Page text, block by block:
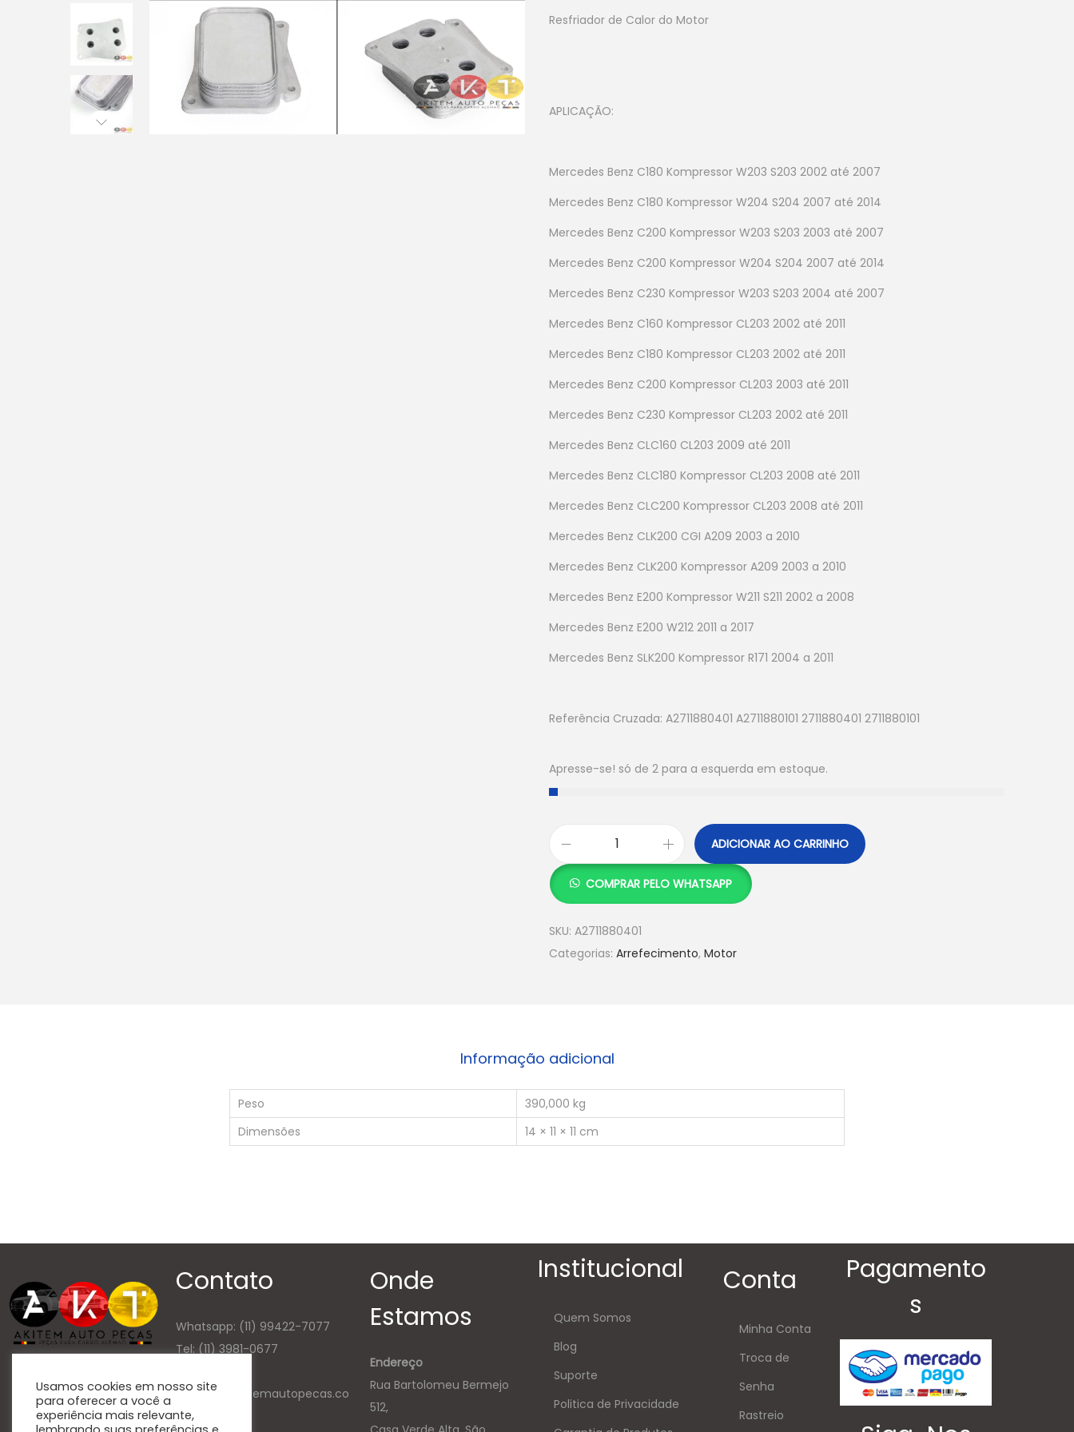
Resfriador de Calor do Motor
APLICAÇÃO:
Mercedes Benz C180 Kompressor W203 S203 2002 até 2007
Mercedes Benz C180 Kompressor W204 S204 2007 até 2014
Mercedes Benz C200 Kompressor W203 S203 2003 até 2007
Mercedes Benz C200 Kompressor W204 S204 2007 até 2014
Mercedes Benz C230 Kompressor W203 S203 2004 até 2007
Mercedes Benz C160 Kompressor CL203 2002 até 2011
Mercedes Benz C180 Kompressor CL203 2002 até 2011
Mercedes Benz C200 Kompressor CL203 2003 até 2011
Mercedes Benz C230 Kompressor CL203 2002 até 2011
Mercedes Benz CLC160 CL203 2009 até 2011
Mercedes Benz CLC180 Kompressor CL203 2008 até 2011
Mercedes Benz CLC200 Kompressor CL203 2008 até 2011
Mercedes Benz CLK200 CGI A209 2003 a 2010
Mercedes Benz CLK200 Kompressor A209 2003 a 2010
Mercedes Benz E200 Kompressor W211 S211 2002 a 2008
Mercedes Benz E200 W212 2011 a 2017
Mercedes Benz SLK200 Kompressor R171 2004 a 2011
Referência Cruzada: A2711880401 A2711880101 2711880401 2711880101
Apresse-se! só de 2 para a esquerda em estoque.
ADICIONAR AO CARRINHO
COMPRAR PELO WHATSAPP
SKU: A2711880401
Categorias: Arrefecimento, Motor
Informação adicional
Peso
390,000 kg
Dimensões
14 × 11 × 11 cm
Contato
Whatsapp: (11) 99422-7077
Tel: (11) 3981-0677
contato@akitemautopecas.co
m.br
Onde
Estamos
Endereço
Rua Bartolomeu Bermejo
512,
Institucional
Quem Somos
Blog
Suporte
Politica de Privacidade
Conta
Minha Conta
Troca de
Senha
Rastreio
Pagamento
s
Usamos cookies em nosso site
para oferecer a você a
experiência mais relevante,